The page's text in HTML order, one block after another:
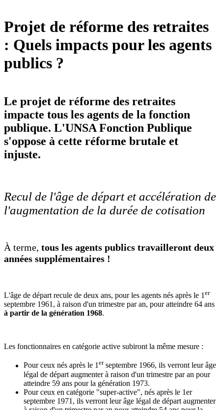
Projet de réforme des retraites
: Quels impacts pour les agents
publics ?
Le projet de réforme des retraites
impacte tous les agents de la fonction
publique. L'UNSA Fonction Publique
s'oppose à cette réforme brutale et
injuste.
Recul de l'âge de départ et accélération de
l'augmentation de la durée de cotisation
À terme, tous les agents publics travailleront deux
années supplémentaires !
L'âge de départ recule de deux ans, pour les agents nés après le 1 er
septembre 1961, à raison d'un trimestre par an, pour atteindre 64 ans
à partir de la génération 1968.
Les fonctionnaires en catégorie active subiront la même mesure :
Pour ceux nés après le 1erseptembre 1966, ils verront leur âge
légal de départ augmenter à raison d'un trimestre par an pour
atteindre 59 ans pour la génération 1973.
Pour ceux en catégorie "super-active", nés après le 1er
septembre 1971, ils verront leur âge légal de départ augmenter